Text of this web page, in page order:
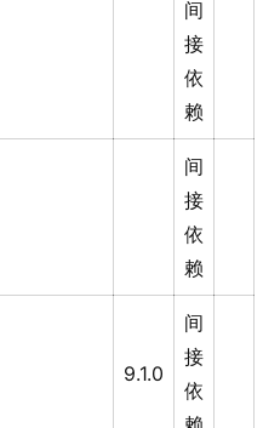
间
接
依
赖
间
接
依
赖
9.1.0
间
接
依